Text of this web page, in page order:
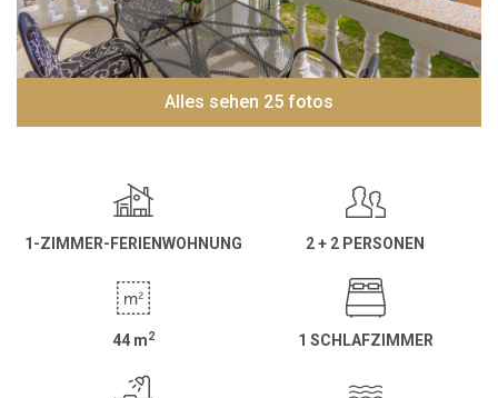
Alles sehen 25 fotos
1-ZIMMER-FERIENWOHNUNG 2 + 2 PERSONEN
44 m2 1 SCHLAFZIMMER